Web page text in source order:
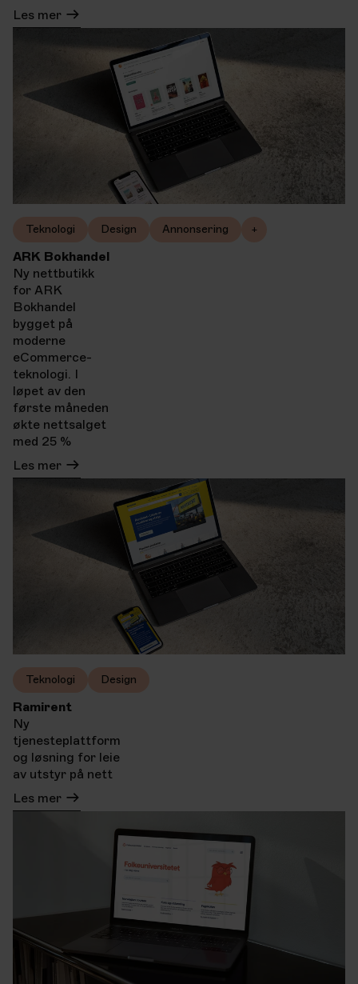
Les mer
ARK Bokhandel
Ny nettbutikk
for ARK
Bokhandel
bygget på
moderne
eCommerce-
teknologi. I
løpet av den
første måneden
økte nettsalget
med 25 %
Teknologi Design Annonsering +
Les mer
Ramirent
Ny
tjenesteplattform
og løsning for leie
av utstyr på nett
Teknologi Design
Les mer